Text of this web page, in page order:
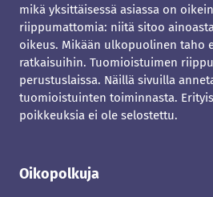
mikä yksittäisessä asiassa on
riippumattomia: niitä sitoo
oikeus. Mikään ulkopuolinen taho
ratkaisuihin. Tuomioistuimen
perustuslaissa. Näillä sivuilla
tuomioistuinten toiminnasta.
poikkeuksia ei ole selostettu.
Oikopolkuja